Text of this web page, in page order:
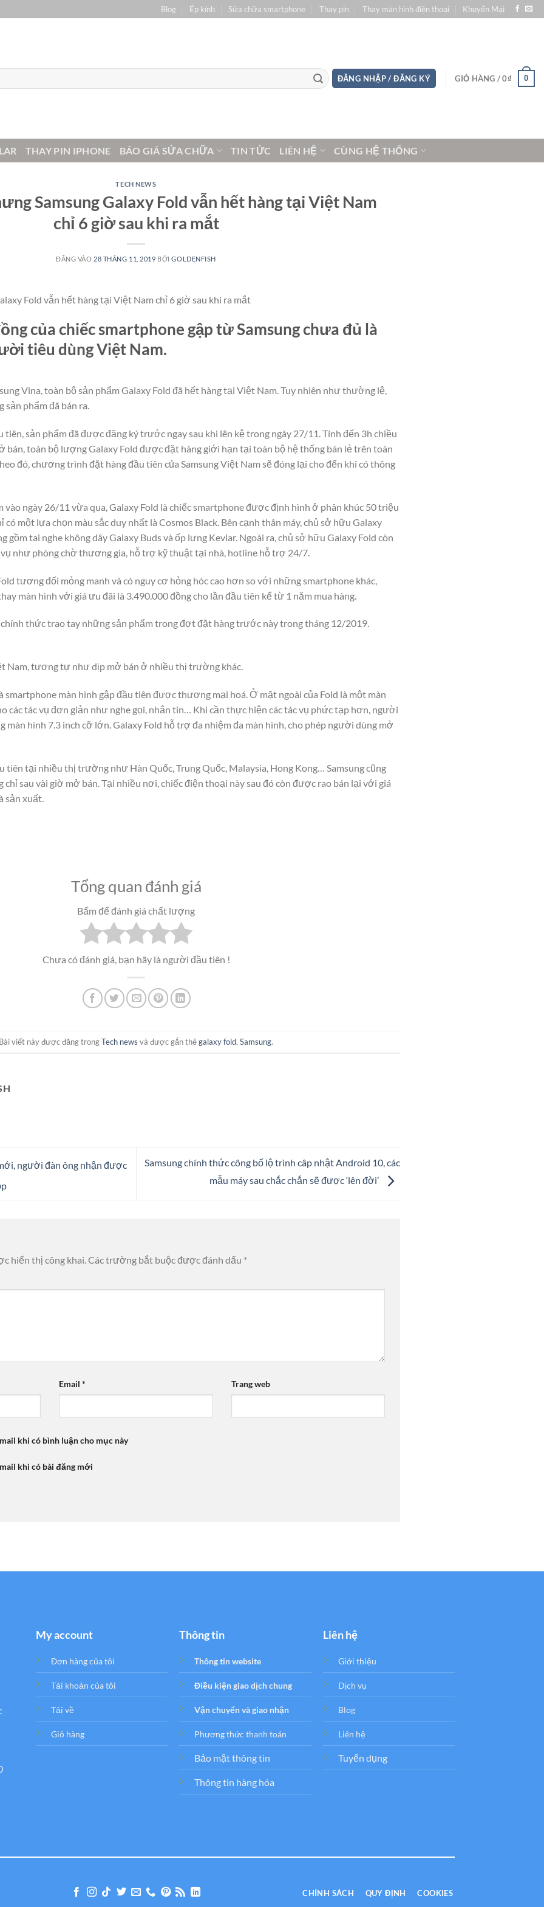
Blog Ép kính Sửa chữa smartphone Thay pin Thay màn hình điện thoại Khuyến Mại
ĐĂNG NHẬP / ĐĂNG KÝ GIỎ HÀNG /0₫ 0
THAY PIN IPHONE BÁO GIÁ SỬA CHỮA TIN TỨC LIÊN HỆ CÙNG HỆ THỐNG
TECH NEWS
Samsung Galaxy Fold vẫn hết hàng tại Việt Nam
chỉ 6 giờ sau khi ra mắt
ĐĂNG VÀO 28 THÁNG 11, 2019 BỞIGOLDENFISH
Fold vẫn hết hàng tại Việt Nam chỉ 6 giờ sau khi ra mắt
của chiếc smartphone gập từ Samsung chưa đủ là
tiêu dùng Việt Nam.
Vina, toàn bộ sản phẩm Galaxy Fold đã hết hàng tại Việt Nam. Tuy nhiên như thường lệ,
sản phẩm đã bán ra.
sản phẩm đã được đăng ký trước ngay sau khi lên kệ trong ngày 27/11. Tính đến 3h chiều
bán, toàn bộ lượng Galaxy Fold được đặt hàng giới hạn tại toàn bộ hệ thống bán lẻ trên toàn
đó, chương trình đặt hàng đầu tiên của Samsung Việt Nam sẽ đóng lại cho đến khi có thông
ngày 26/11 vừa qua, Galaxy Fold là chiếc smartphone được định hình ở phân khúc 50 triệu
có một lựa chọn màu sắc duy nhất là Cosmos Black. Bên cạnh thân máy, chủ sở hữu Galaxy
gồm tai nghe không dây Galaxy Buds và ốp lưng Kevlar. Ngoài ra, chủ sở hữu Galaxy Fold còn
như phòng chờ thương gia, hỗ trợ kỹ thuật tại nhà, hotline hỗ trợ 24/7.
tương đối mỏng manh và có nguy cơ hỏng hóc cao hơn so với những smartphone khác,
màn hình với giá ưu đãi là 3.490.000 đồng cho lần đầu tiên kể từ 1 năm mua hàng.
chính thức trao tay những sản phẩm trong đợt đặt hàng trước này trong tháng 12/2019.
Nam, tương tự như dịp mở bán ở nhiều thị trường khác.
smartphone màn hình gập đầu tiên được thương mại hoá. Ở mặt ngoài của Fold là một màn
các tác vụ đơn giản như nghe gọi, nhắn tin… Khi cần thực hiện các tác vụ phức tạp hơn, người
màn hình 7.3 inch cỡ lớn. Galaxy Fold hỗ trợ đa nhiệm đa màn hình, cho phép người dùng mở
tiên tại nhiều thị trường như Hàn Quốc, Trung Quốc, Malaysia, Hong Kong… Samsung cũng
chỉ sau vài giờ mở bán. Tại nhiều nơi, chiếc điện thoại này sau đó còn được rao bán lại với giá
sản xuất.
Tổng quan đánh giá
Bấm để đánh giá chất lượng
Chưa có đánh giá, bạn hãy là người đầu tiên !
Bài viết này được đăng trongTech news và được gắn thẻgalaxy fold, Samsung.
người đàn ông nhận được
Samsung chính thức công bố lộ trình câp nhật Android 10, các
mẫu máy sau chắc chắn sẽ được ‘lên đời’
hiển thị công khai. Các trường bắt buộc được đánh dấu *
Email* Trang web
khi có bình luận cho mục này
khi có bài đăng mới
My account
Đơn hàng của tôi
Tải khoản của tôi
Tải về
Giỏ hàng
Thông tin
Thông tin website
Điều kiện giao dịch chung
Vận chuyển và giao nhận
Phương thức thanh toán
Bảo mật thông tin
Thông tin hàng hóa
Liên hệ
Giới thiệu
Dịch vụ
Blog
Liên hệ
Tuyển dụng
CHÍNH SÁCH QUY ĐỊNH COOKIES